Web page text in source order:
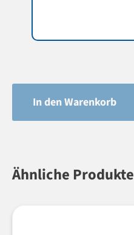
In den Warenkorb
Ähnliche Produkte